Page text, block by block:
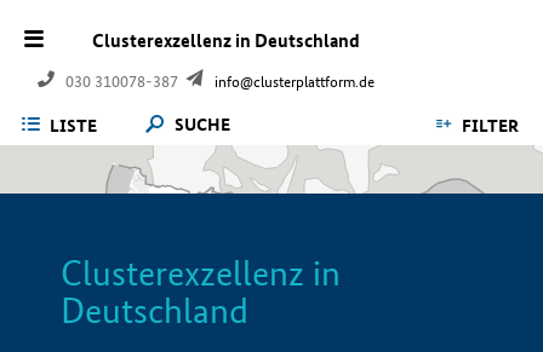
Clusterexzellenz in Deutschland
030 310078-387 info@clusterplattform.de
LISTE SUCHE FILTER
Clusterexzellenz in
Deutschland